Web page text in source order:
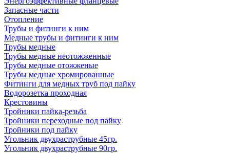
Запасные части
Отопление
Трубы и фитинги к ним
Медные трубы и фитинги к ним
Трубы медные
Трубы медные неотожженные
Трубы медные отожженые
Трубы медные хромированные
Фитинги для медных труб под пайку
Водорозетка проходная
Крестовины
Тройники пайка-резьба
Тройники переходные под пайку
Тройники под пайку
Угольник двухраструбные 45гр.
Угольник двухраструбные 90гр.